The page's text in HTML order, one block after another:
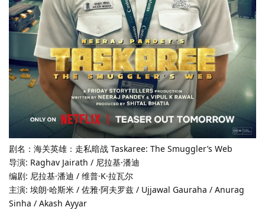
剧名：海关英雄：走私暗战 Taskaree: The Smuggler’s Web
导演: Raghav Jairath / 尼拉基·潘迪
编剧: 尼拉基·潘迪 / 维普·K·拉瓦尔
主演: 埃朗·哈斯米 / 佐雅·阿夫罗兹 / Ujjawal Gauraha / Anurag
Sinha / Akash Ayyar